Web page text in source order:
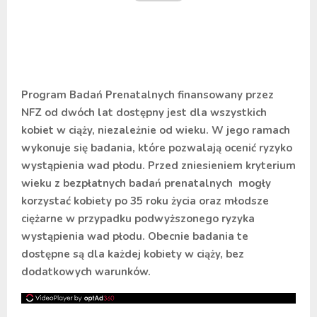
Program Badań Prenatalnych finansowany przez
NFZ od dwóch lat dostępny jest dla wszystkich
kobiet w ciąży, niezależnie od wieku. W jego ramach
wykonuje się badania, które pozwalają ocenić ryzyko
wystąpienia wad płodu. Przed zniesieniem kryterium
wieku z bezpłatnych badań prenatalnych mogły
korzystać kobiety po 35 roku życia oraz młodsze
ciężarne w przypadku podwyższonego ryzyka
wystąpienia wad płodu. Obecnie badania te
dostępne są dla każdej kobiety w ciąży, bez
dodatkowych warunków.